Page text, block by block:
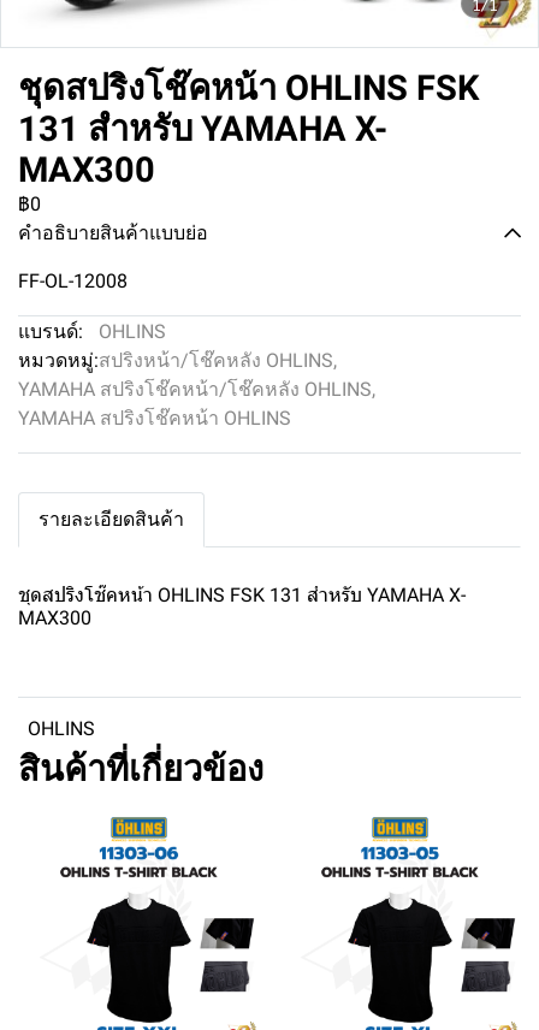
ชุดสปริงโช๊คหน้า OHLINS FSK
131 สำหรับ YAMAHA X-
MAX300
฿0
คำอธิบายสินค้าแบบย่อ
FF-OL-12008
แบรนด์:
OHLINS
หมวดหมู่:สปริงหน้า/โช๊คหลัง OHLINS,
YAMAHA สปริงโช๊คหน้า/โช๊คหลัง OHLINS,
YAMAHA สปริงโช๊คหน้า OHLINS
รายละเอียดสินค้า
ชุดสปริงโช๊คหน้า OHLINS FSK 131 สำหรับ YAMAHA X-
MAX300
OHLINS
สินค้าที่เกี่ยวข้อง